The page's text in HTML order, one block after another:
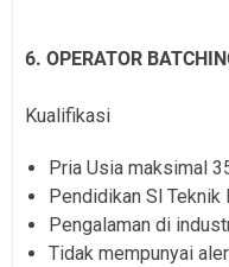
6. OPERATOR
Kualifikasi
Pria Usia maksimal
Pendidikan Sl Teknik
Pengalaman di
Tidak mempunyai